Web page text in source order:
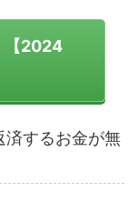
【2024
済するお金が無